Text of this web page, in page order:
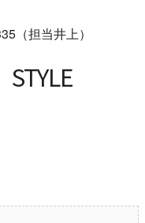
（担当井上）